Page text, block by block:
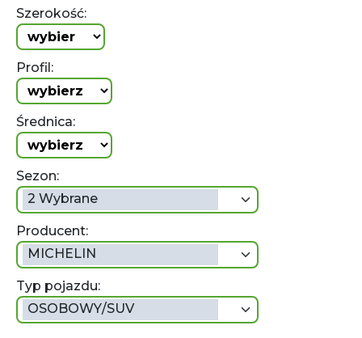
Szerokość:
Profil:
Średnica:
Sezon:
2 Wybrane
Producent:
MICHELIN
Typ pojazdu:
OSOBOWY/SUV